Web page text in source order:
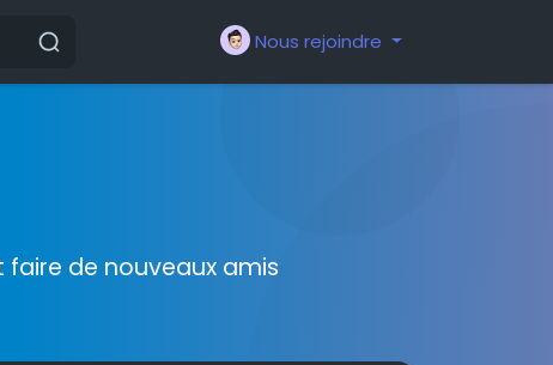
Nous rejoindre
faire de nouveaux amis